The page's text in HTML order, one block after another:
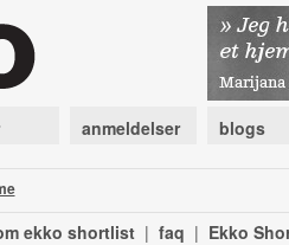
anmeldelser blogs
ekko shortlist | faq | Ekko